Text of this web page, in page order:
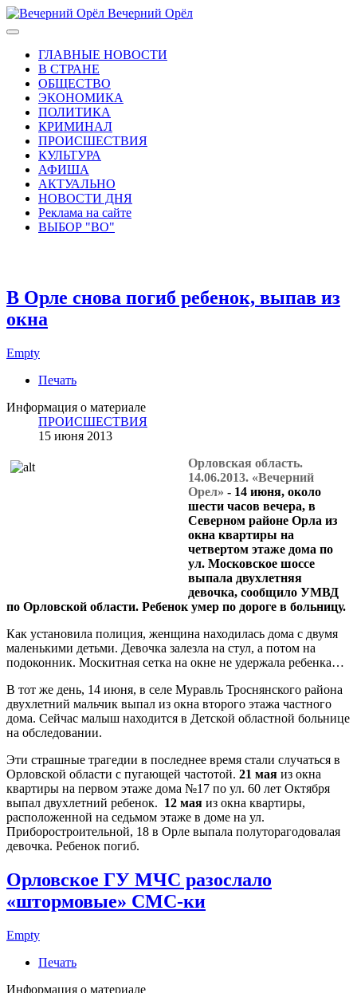
Вечерний Орёл
ГЛАВНЫЕ НОВОСТИ
В СТРАНЕ
ОБЩЕСТВО
ЭКОНОМИКА
ПОЛИТИКА
КРИМИНАЛ
ПРОИСШЕСТВИЯ
КУЛЬТУРА
АФИША
АКТУАЛЬНО
НОВОСТИ ДНЯ
Реклама на сайте
ВЫБОР "ВО"
В Орле снова погиб ребенок, выпав из
окна
Empty
Печать
Информация о материале
ПРОИСШЕСТВИЯ
15 июня 2013
Орловская область.
14.06.2013. «Вечерний
Орел» - 14 июня, около
шести часов вечера, в
Северном районе Орла из
окна квартиры на
четвертом этаже дома по
ул. Московское шоссе
выпала двухлетняя
девочка, сообщило УМВД
по Орловской области. Ребенок умер по дороге в больницу.
Как установила полиция, женщина находилась дома с двумя
маленькими детьми. Девочка залезла на стул, а потом на
подоконник. Москитная сетка на окне не удержала ребенка…
В тот же день, 14 июня, в селе Муравль Троснянского района
двухлетний мальчик выпал из окна второго этажа частного
дома. Сейчас малыш находится в Детской областной больнице
на обследовании.
Эти страшные трагедии в последнее время стали случаться в
Орловской области с пугающей частотой. 21 мая из окна
квартиры на первом этаже дома №17 по ул. 60 лет Октября
выпал двухлетний ребенок. 12 мая из окна квартиры,
расположенной на седьмом этаже в доме на ул.
Приборостроительной, 18 в Орле выпала полуторагодовалая
девочка. Ребенок погиб.
Орловское ГУ МЧС разослало
«штормовые» СМС-ки
Empty
Печать
Информация о материале